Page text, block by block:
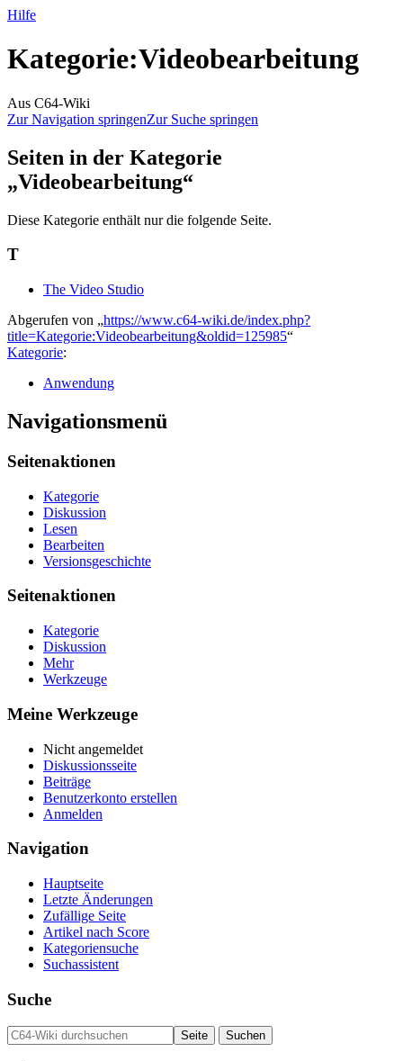
Hilfe
Kategorie:Videobearbeitung
Aus C64-Wiki
Zur Navigation springenZur Suche springen
Seiten in der Kategorie
„Videobearbeitung“
Diese Kategorie enthält nur die folgende Seite.
T
The Video Studio
Abgerufen von „https://www.c64-wiki.de/index.php?
title=Kategorie:Videobearbeitung&oldid=125985“
Kategorie:
Anwendung
Navigationsmenü
Seitenaktionen
Kategorie
Diskussion
Lesen
Bearbeiten
Versionsgeschichte
Seitenaktionen
Kategorie
Diskussion
Mehr
Werkzeuge
Meine Werkzeuge
Nicht angemeldet
Diskussionsseite
Beiträge
Benutzerkonto erstellen
Anmelden
Navigation
Hauptseite
Letzte Änderungen
Zufällige Seite
Artikel nach Score
Kategoriensuche
Suchassistent
Suche